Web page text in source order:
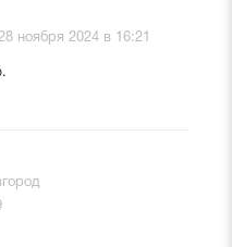
ноября 2024 в 16:21